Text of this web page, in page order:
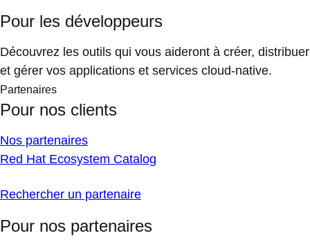
Pour les développeurs
Découvrez les outils qui vous aideront à créer, distribuer
et gérer vos applications et services cloud-native.
Partenaires
Pour nos clients
Nos partenaires
Red Hat Ecosystem Catalog
Rechercher un partenaire
Pour nos partenaires